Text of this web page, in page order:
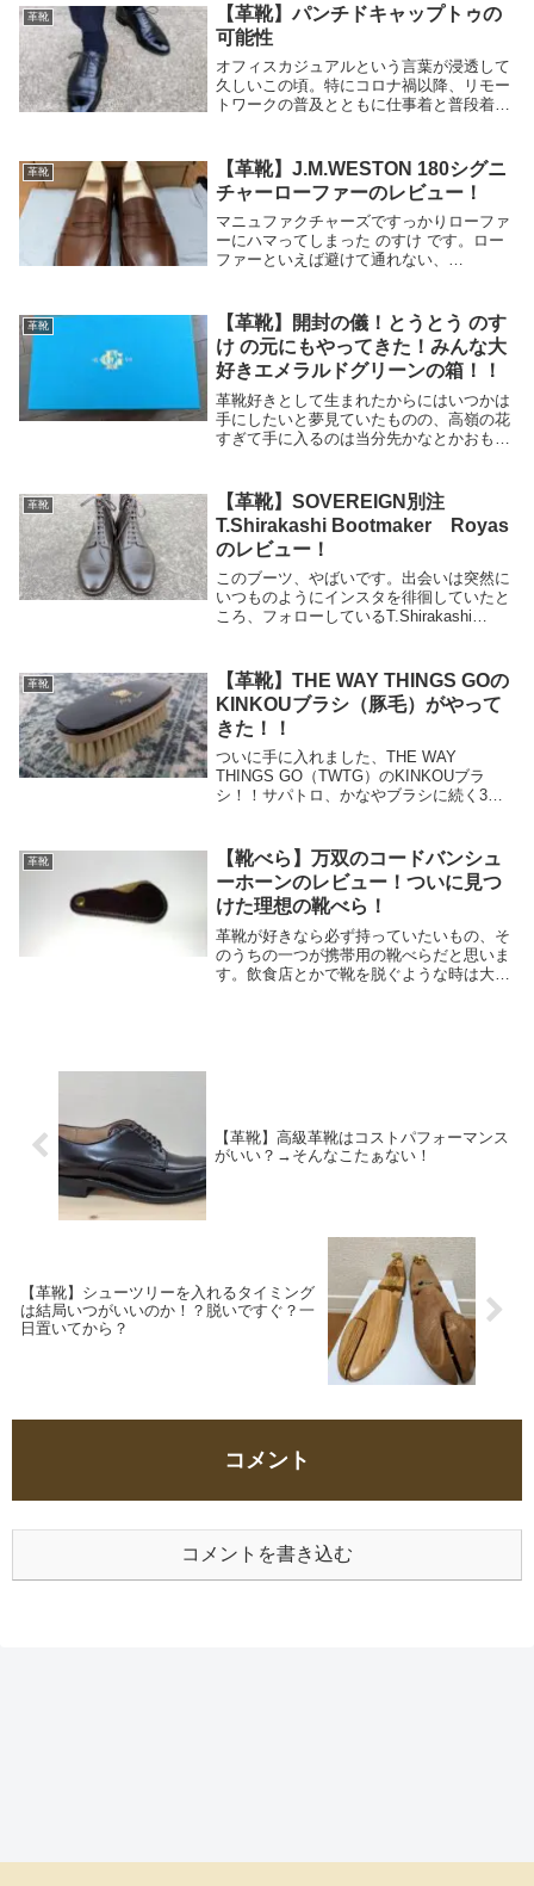
革靴
【革靴】パンチドキャップトゥの
可能性
オフィスカジュアルという言葉が浸透して
久しいこの頃。特にコロナ禍以降、リモー
トワークの普及とともに仕事着と普段着の
革靴、特に内羽根ストレートチップなどの
フォーマルな...
革靴
【革靴】J.M.WESTON 180シグニ
チャーローファーのレビュー！
マニュファクチャーズですっかりローファ
ーにハマってしまった のすけ です。ロー
ファーといえば避けて通れない、
な、と改めて思い知らされる一足です。
J.M.WE...
革靴
【革靴】開封の儀！とうとう のす
け の元にもやってきた！みんな大
好きエメラルドグリーンの箱！！
革靴好きとして生まれたからにはいつかは
手にしたいと夢見ていたものの、高嶺の花
すぎて手に入るのは当分先かなとかおもっ
るか分かりませんね。ということで、遂に
買ってしまい...
革靴
【革靴】SOVEREIGN別注
T.Shirakashi Bootmaker Royas
のレビュー！
このブーツ、やばいです。出会いは突然に
いつものようにインスタを徘徊していたと
ころ、フォローしているT.Shirakashi
より、初の既成靴をリリー...
革靴
【革靴】THE WAY THINGS GOの
KINKOUブラシ（豚毛）がやって
きた！！
ついに手に入れました、THE WAY
THINGS GO（TWTG）のKINKOUブラ
シ！！サパトロ、かなやブラシに続く3つ
は夢にも思わなかったんですが。人生て分
か...
革靴
【靴べら】万双のコードバンシュ
ーホーンのレビュー！ついに見つ
けた理想の靴べら！
革靴が好きなら必ず持っていたいもの、そ
のうちの一つが携帯用の靴べらだと思いま
す。飲食店とかで靴を脱ぐような時は大体
【革靴】高級革靴はコストパフォーマンス
がいい？→そんなこたぁない！
【革靴】シューツリーを入れるタイミング
は結局いつがいいのか！？脱いですぐ？一
日置いてから？
コメント
コメントを書き込む